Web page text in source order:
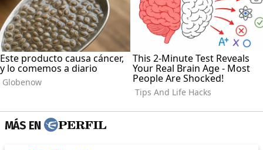
MÁS EN